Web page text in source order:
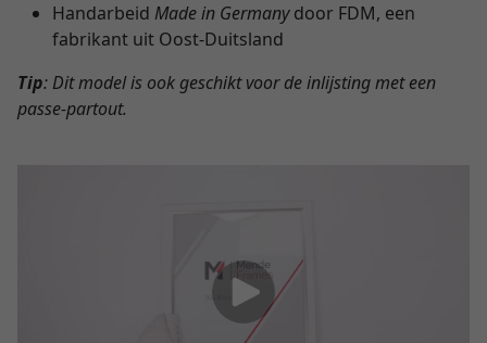
Handarbeid Made in Germanydoor FDM, een
fabrikant uit Oost-Duitsland
Tip: Dit model is ook geschikt voor de inlijsting met een
passe-partout.